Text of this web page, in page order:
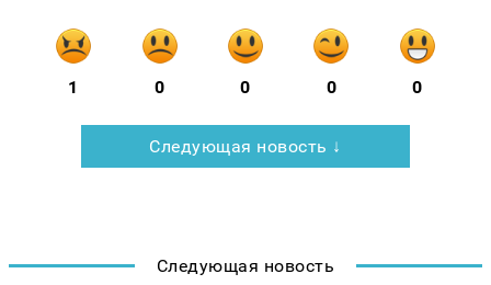
1 0 0 0 0
Следующая новость ↓
Следующая новость